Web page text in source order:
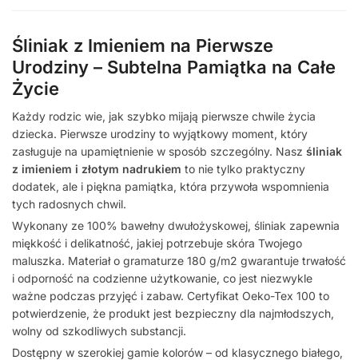
Śliniak z Imieniem na Pierwsze
Urodziny – Subtelna Pamiątka na Całe
Życie
Każdy rodzic wie, jak szybko mijają pierwsze chwile życia
dziecka. Pierwsze urodziny to wyjątkowy moment, który
zasługuje na upamiętnienie w sposób szczególny. Nasz śliniak
z imieniem i złotym nadrukiem to nie tylko praktyczny
dodatek, ale i piękna pamiątka, która przywoła wspomnienia
tych radosnych chwil.
Wykonany ze 100% bawełny dwułożyskowej, śliniak zapewnia
miękkość i delikatność, jakiej potrzebuje skóra Twojego
maluszka. Materiał o gramaturze 180 g/m2 gwarantuje trwałość
i odporność na codzienne użytkowanie, co jest niezwykle
ważne podczas przyjęć i zabaw. Certyfikat Oeko-Tex 100 to
potwierdzenie, że produkt jest bezpieczny dla najmłodszych,
wolny od szkodliwych substancji.
Dostępny w szerokiej gamie kolorów – od klasycznego białego,